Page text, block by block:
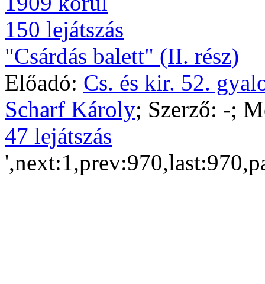
150 lejátszás
"Csárdás balett" (II. rész)
Előadó: Cs. és kir. 52.
Scharf Károly; Szerző: -;
47 lejátszás